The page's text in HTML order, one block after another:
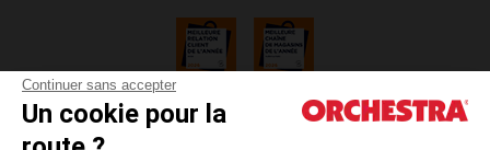
Continuer sans accepter
Un cookie pour la